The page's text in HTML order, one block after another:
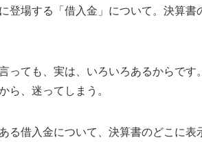
登場する「借入金」について。決算
っても、実は、いろいろあるからで
ら、迷ってしまう。
る借入金について、決算書のどこに